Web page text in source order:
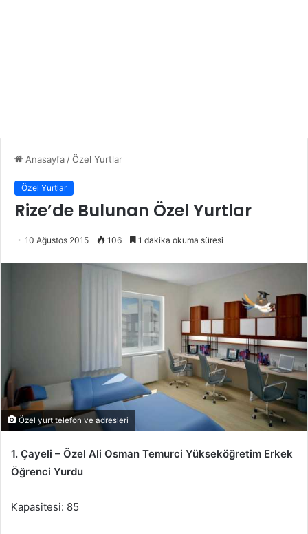
Anasayfa /Özel Yurtlar
Özel Yurtlar
Rize’de Bulunan Özel Yurtlar
10 Ağustos 2015 106 1 dakika okuma süresi
Özel yurt telefon ve adresleri
1. Çayeli – Özel Ali Osman Temurci Yükseköğretim Erkek
Öğrenci Yurdu
Kapasitesi: 85